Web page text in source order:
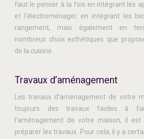
faut le penser à la fois en intégrant les
et l’électroménager, en intégrant les
rangement, mais également en
nombreux choix esthétiques que
de la cuisine.
Travaux d’aménagement
Les travaux d’aménagement de votre
toujours des travaux faciles à
l’aménagement de votre maison, il
préparer les travaux. Pour cela, il y a